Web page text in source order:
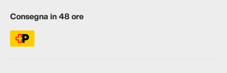
Consegna in 48 ore